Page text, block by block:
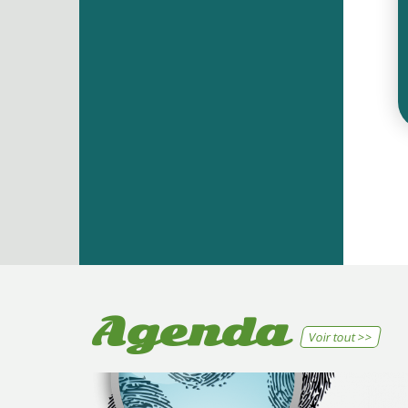
Agenda Voir tout >>